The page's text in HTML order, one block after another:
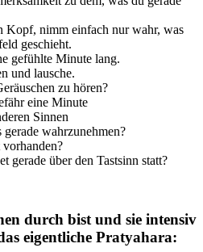
Kopf, nimm einfach nur wahr, was
geschieht.
gefühlte Minute lang.
und lausche.
zu hören?
eine Minute
Sinnen
wahrzunehmen?
gerade über den Tastsinn statt?
durch bist und sie intensiv
eigentliche Pratyahara: